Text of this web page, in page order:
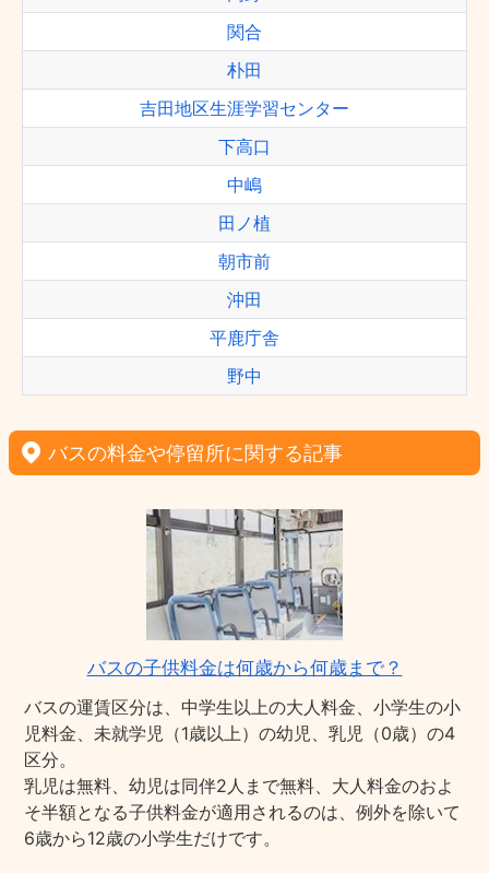
関合
朴田
吉田地区生涯学習センター
下高口
中嶋
田ノ植
朝市前
沖田
平鹿庁舎
野中
バスの料金や停留所に関する記事
バスの子供料金は何歳から何歳まで？
バスの運賃区分は、中学生以上の大人料金、小学生の小
児料金、未就学児（1歳以上）の幼児、乳児（0歳）の4
区分。
乳児は無料、幼児は同伴2人まで無料、大人料金のおよ
そ半額となる子供料金が適用されるのは、例外を除いて
6歳から12歳の小学生だけです。